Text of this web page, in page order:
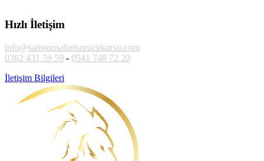
Hızlı İletişim
info@samsunsafarisurucukursu.com
0362 431 59 59 - 0541 748 72 20
İletişim Bilgileri